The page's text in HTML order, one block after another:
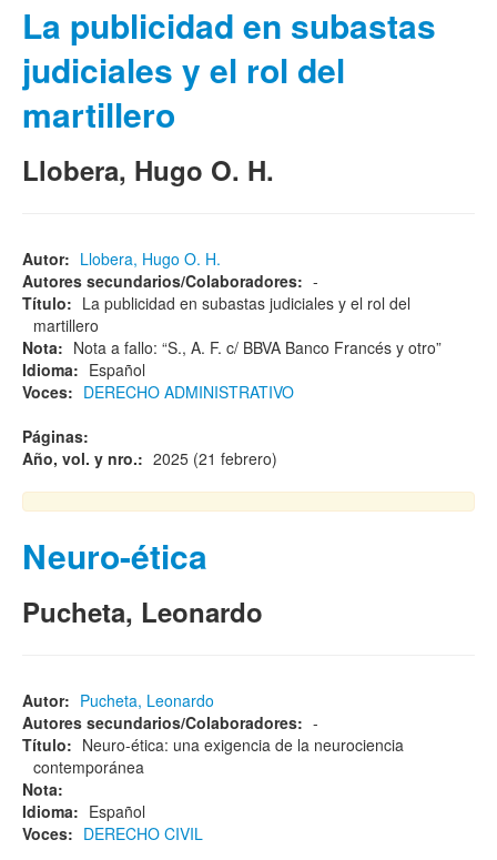
La publicidad en subastas
judiciales y el rol del
martillero
Llobera, Hugo O. H.
Autor: Llobera, Hugo O. H.
Autores secundarios/Colaboradores: -
Título: La publicidad en subastas judiciales y el rol del
martillero
Nota: Nota a fallo: “S., A. F. c/ BBVA Banco Francés y otro”
Idioma: Español
Voces: DERECHO ADMINISTRATIVO
Páginas:
Año, vol. y nro.: 2025 (21 febrero)
Neuro-ética
Pucheta, Leonardo
Autor: Pucheta, Leonardo
Autores secundarios/Colaboradores: -
Título: Neuro-ética: una exigencia de la neurociencia
contemporánea
Nota:
Idioma: Español
Voces: DERECHO CIVIL